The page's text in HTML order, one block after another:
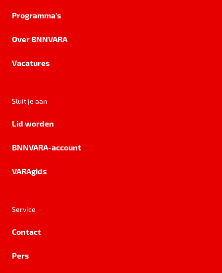
Programma's
Over BNNVARA
Vacatures
Sluit je aan
Lid worden
BNNVARA-account
VARAgids
Service
Contact
Pers